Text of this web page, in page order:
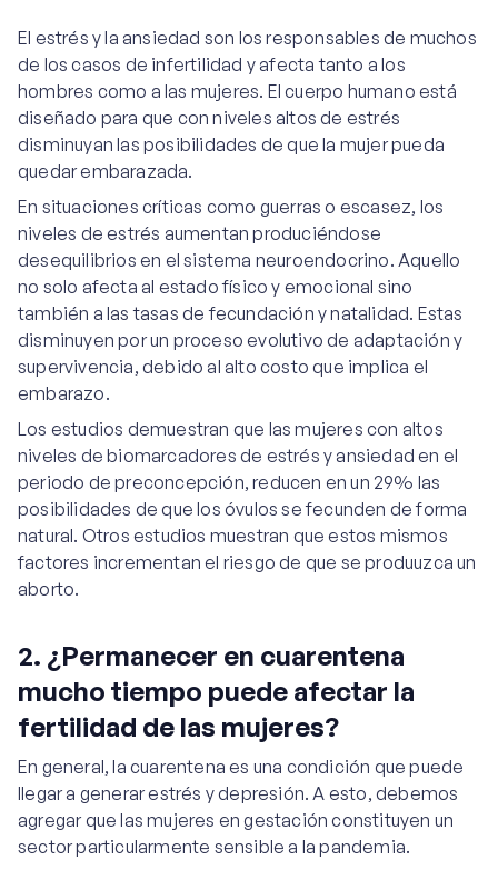
El estrés y la ansiedad son los responsables de muchos
de los casos de infertilidad y afecta tanto a los
hombres como a las mujeres. El cuerpo humano está
diseñado para que con niveles altos de estrés
disminuyan las posibilidades de que la mujer pueda
quedar embarazada.
En situaciones críticas como guerras o escasez, los
niveles de estrés aumentan produciéndose
desequilibrios en el sistema neuroendocrino. Aquello
no solo afecta al estado físico y emocional sino
también a las tasas de fecundación y natalidad. Estas
disminuyen por un proceso evolutivo de adaptación y
supervivencia, debido al alto costo que implica el
embarazo.
Los estudios demuestran que las mujeres con altos
niveles de biomarcadores de estrés y ansiedad en el
periodo de preconcepción, reducen en un 29% las
posibilidades de que los óvulos se fecunden de forma
natural. Otros estudios muestran que estos mismos
factores incrementan el riesgo de que se produuzca un
aborto.
2. ¿Permanecer en cuarentena
mucho tiempo puede afectar la
fertilidad de las mujeres?
En general, la cuarentena es una condición que puede
llegar a generar estrés y depresión. A esto, debemos
agregar que las mujeres en gestación constituyen un
sector particularmente sensible a la pandemia.